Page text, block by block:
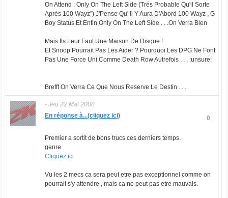
On Attend : Only On The Left Side (Trés Probable Qu'il Sorte
Aprés 100 Wayz") J'Pense Qu' Il Y Aura D'Abord 100 Wayz , G
Boy Status Et Enfin Only On The Left Side . . .On Verra Bien
Mais Ils Leur Faut Une Maison De Disque !
Et Snoop Pourrait Pas Les Aider ? Pourquoi Les DPG Ne Font
Pas Une Force Uni Comme Death Row Autrefois . . . :unsure:
Brefff On Verra Ce Que Nous Reserve Le Destin . . .
- Jeu 22 Mai 2008
0
En réponse à...(cliquez ici)
Premier a sortit de bons trucs ces derniers temps.
genre
Cliquez ici
Vu les 2 mecs ca sera peut etre pas exceptionnel comme on
pourrait s'y attendre , mais ca ne peut pas etre mauvais.